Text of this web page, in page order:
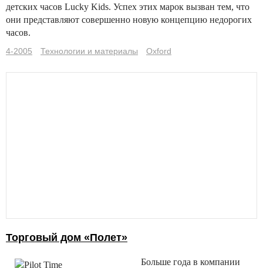
детских часов Lucky Kids. Успех этих марок вызван тем, что
они представляют совершенно новую концепцию недорогих
часов.
4-2005 Технологии и материалы Oxford
Торговый дом «Полет»
Больше года в компании